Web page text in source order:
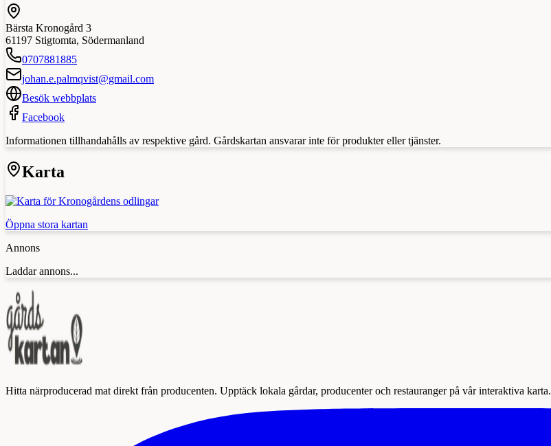
Bärsta Kronogård 3
61197 Stigtomta, Södermanland
0707881885
johan.e.palmqvist@gmail.com
Besök webbplats
Facebook
Informationen tillhandahålls av respektive gård. Gårdskartan ansvarar inte för produkter eller tjänster.
Karta
Öppna stora kartan
Annons
Laddar annons...
Hitta närproducerad mat direkt från producenten. Upptäck lokala gårdar, producenter och restauranger på vår interaktiva karta.